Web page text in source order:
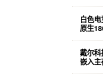
白色
原生
戴尔
嵌入